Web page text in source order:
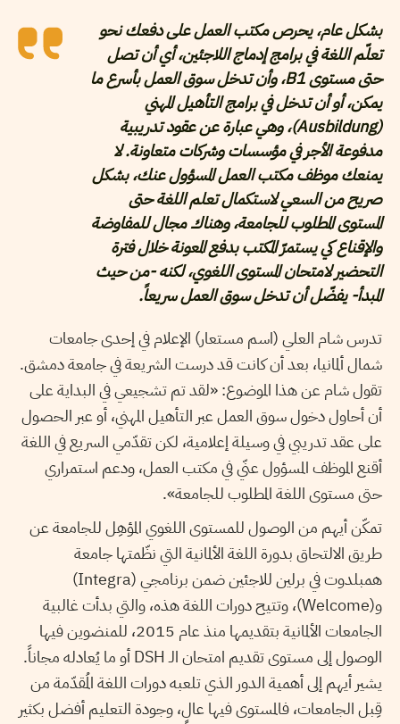
بشكل عام، يحرص مكتب العمل على دفعك نحو
تعلّم اللغة في برامج إدماج اللاجئين، أي أن تصل
حتى مستوى B1، وأن تدخل سوق العمل بأسرع ما
يمكن، أو أن تدخل في برامج التأهيل المهني
(Ausbildung)، وهي عبارة عن عقود تدريبية
مدفوعة الأجر في مؤسسات وشركات متعاونة. لا
يمنعك موظف مكتب العمل المسؤول عنك، بشكل
صريح من السعي لاستكمال تعلم اللغة حتى
المستوى المطلوب للجامعة، وهناك مجال للمفاوضة
والإقناع كي يستمرّ المكتب بدفع المعونة خلال فترة
التحضير لامتحان المستوى اللغوي، لكنه -من حيث
المبدأ- يفضّل أن تدخل سوق العمل سريعاً.
تدرس شام العلي (اسم مستعار) الإعلام في إحدى جامعات
شمال ألمانيا، بعد أن كانت قد درست الشريعة في جامعة دمشق.
تقول شام عن هذا الموضوع: «لقد تم تشجيعي في البداية على
أن أحاول دخول سوق العمل عبر التأهيل المهني، أو عبر الحصول
على عقد تدريبي في وسيلة إعلامية، لكن تقدّمي السريع في اللغة
أقنع الموظف المسؤول عنّي في مكتب العمل، ودعم استمراري
حتى مستوى اللغة المطلوب للجامعة».
تمكّن أيهم من الوصول للمستوى اللغوي المؤهِل للجامعة عن
طريق الالتحاق بدورة اللغة الألمانية التي نظّمتها جامعة
همبلدوت في برلين للاجئين ضمن برنامجي (Integra)
و(Welcome)، وتتيح دورات اللغة هذه، والتي بدأت غالبية
الجامعات الألمانية بتقديمها منذ عام 2015، للمنضوين فيها
الوصول إلى مستوى تقديم امتحان الـ DSH أو ما يُعادله مجاناً.
يشير أيهم إلى أهمية الدور الذي تلعبه دورات اللغة المُقدّمة من
قِبل الجامعات، فالمستوى فيها عالٍ، وجودة التعليم أفضل بكثير